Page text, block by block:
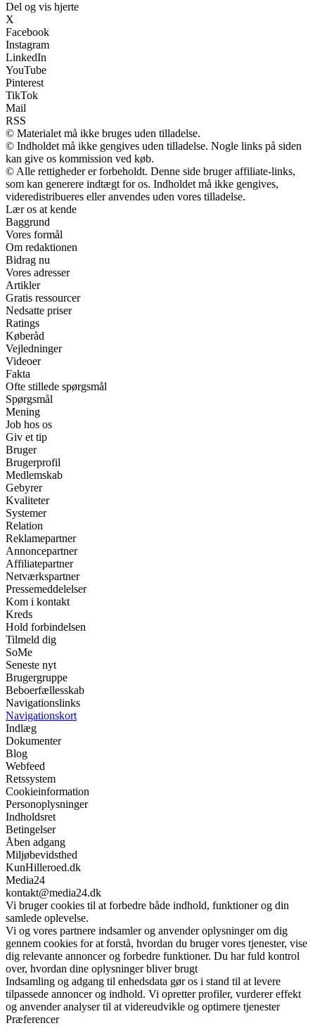
Del og vis hjerte
X
Facebook
Instagram
LinkedIn
YouTube
Pinterest
TikTok
Mail
RSS
© Materialet må ikke bruges uden tilladelse.
© Indholdet må ikke gengives uden tilladelse. Nogle links på siden
kan give os kommission ved køb.
© Alle rettigheder er forbeholdt. Denne side bruger affiliate-links,
som kan generere indtægt for os. Indholdet må ikke gengives,
videredistribueres eller anvendes uden vores tilladelse.
Lær os at kende
Baggrund
Vores formål
Om redaktionen
Bidrag nu
Vores adresser
Artikler
Gratis ressourcer
Nedsatte priser
Ratings
Køberåd
Vejledninger
Videoer
Fakta
Ofte stillede spørgsmål
Spørgsmål
Mening
Job hos os
Giv et tip
Bruger
Brugerprofil
Medlemskab
Gebyrer
Kvaliteter
Systemer
Relation
Reklamepartner
Annoncepartner
Affiliatepartner
Netværkspartner
Pressemeddelelser
Kom i kontakt
Kreds
Hold forbindelsen
Tilmeld dig
SoMe
Seneste nyt
Brugergruppe
Beboerfællesskab
Navigationslinks
Navigationskort
Indlæg
Dokumenter
Blog
Webfeed
Retssystem
Cookieinformation
Personoplysninger
Indholdsret
Betingelser
Åben adgang
Miljøbevidsthed
KunHilleroed.dk
Media24
kontakt@media24.dk
Vi bruger cookies til at forbedre både indhold, funktioner og din
samlede oplevelse.
Vi og vores partnere indsamler og anvender oplysninger om dig
gennem cookies for at forstå, hvordan du bruger vores tjenester, vise
dig relevante annoncer og forbedre funktioner. Du har fuld kontrol
over, hvordan dine oplysninger bliver brugt
Indsamling og adgang til enhedsdata gør os i stand til at levere
tilpassede annoncer og indhold. Vi opretter profiler, vurderer effekt
og anvender analyser til at videreudvikle og optimere tjenester
Præferencer